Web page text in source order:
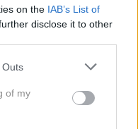
on the IAB’s List of
disclose it to other
one or more Google
You may click to
its third-party tags to
in below Google
Outs
of my
zrn zato hitreje
pri občutljivejših
poudarjajo, da je za
neškodljiva.